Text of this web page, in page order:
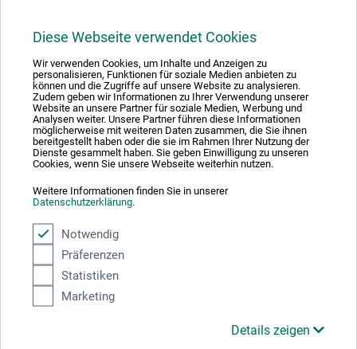
Diese Webseite verwendet Cookies
Wir verwenden Cookies, um Inhalte und Anzeigen zu
personalisieren, Funktionen für soziale Medien anbieten zu
können und die Zugriffe auf unsere Website zu analysieren.
Zudem geben wir Informationen zu Ihrer Verwendung unserer
Website an unsere Partner für soziale Medien, Werbung und
Analysen weiter. Unsere Partner führen diese Informationen
möglicherweise mit weiteren Daten zusammen, die Sie ihnen
bereitgestellt haben oder die sie im Rahmen Ihrer Nutzung der
Dienste gesammelt haben. Sie geben Einwilligung zu unseren
Cookies, wenn Sie unsere Webseite weiterhin nutzen.
Weitere Informationen finden Sie in unserer
Datenschutzerklärung.
Notwendig
Präferenzen
Statistiken
Marketing
Details zeigen
entnehmen.
Zahlungsarten im Onlineshop
Das sagen unsere Kunden